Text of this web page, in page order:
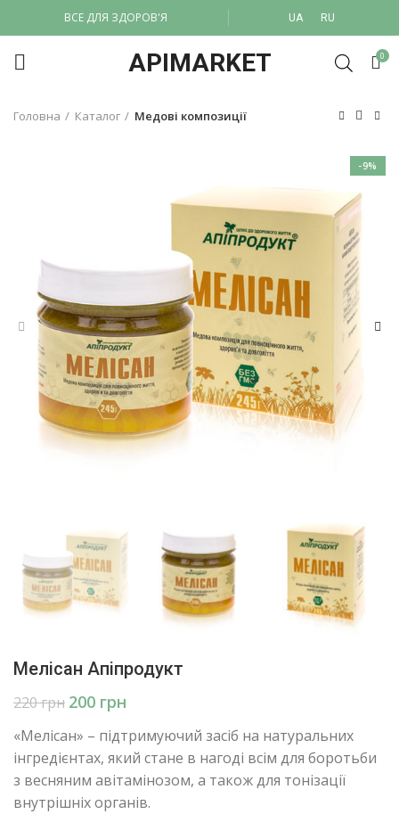
ВСЕ ДЛЯ ЗДОРОВ'Я UA RU
APIMARKET 0
Головна Каталог Медові композиції
-9%
Мелісан Апіпродукт
220грн 200 грн
«Мелісан» – підтримуючий засіб на натуральних
інгредієнтах, який стане в нагоді всім для боротьби
з весняним авітамінозом, а також для тонізації
внутрішніх органів.